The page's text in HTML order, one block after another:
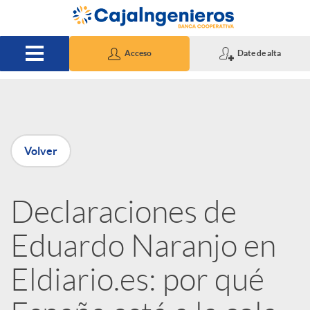
Saltar al contenido principal
Acceso Date de alta
P
u
b
l
Volver
Declaraciones de
Eduardo Naranjo en
Eldiario.es: por qué